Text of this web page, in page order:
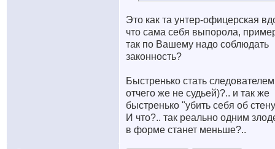
Это как та унтер-офицерская
что сама себя выпорола,
так по Вашему надо соблюдать
законность?
Быстренько стать
отчего же не судьей)?.. и так же
быстренько "убить себя об
И что?.. так реально одним
в форме станет меньше?..